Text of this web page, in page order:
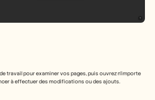
travail pour examiner vos pages, puis ouvrez n'importe
à effectuer des modifications ou des ajouts.